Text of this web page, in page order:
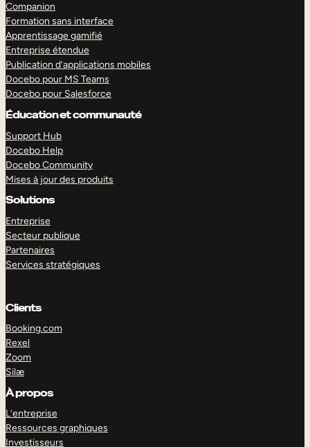
Companion
Formation sans interface
Apprentissage gamifié
Entreprise étendue
Publication d’applications mobiles
Docebo pour MS Teams
Docebo pour Salesforce
Éducation et communauté
Support Hub
Docebo Help
Docebo Community
Mises à jour des produits
Solutions
Entreprise
Secteur publique
Partenaires
Services stratégiques
Clients
Booking.com
Rexel
Zoom
Silæ
À propos
L’entreprise
Ressources graphiques
Investisseurs